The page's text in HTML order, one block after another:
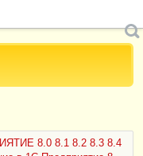
8.0 8.1 8.2 8.3 8.4